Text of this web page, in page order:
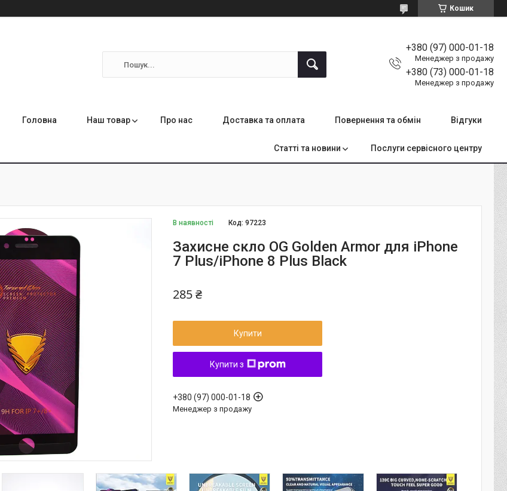
Кошик
+380 (97) 000-01-18
Менеджер з продажу
+380 (73) 000-01-18
Менеджер з продажу
Головна Наш товар Про нас Доставка та оплата Повернення та обмін Відгуки
Статті та новини Послуги сервісного центру
В наявності Код:97223
Захисне скло OG Golden Armor для iPhone
7 Plus/iPhone 8 Plus Black
285 ₴
Купити
Купити з
+380 (97) 000-01-18
Менеджер з продажу